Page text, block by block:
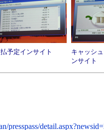
予定インサイト
キャッシ
ンサイト
presspass/